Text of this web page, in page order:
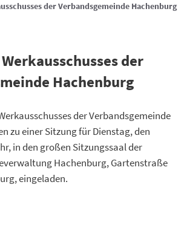
der Verbandsgemeinde Hachenburg
der
Hachenburg
der Verbandsgemeinde
zu einer Sitzung für Dienstag, den
in den großen Sitzungssaal der
Hachenburg, Gartenstraße
eingeladen.